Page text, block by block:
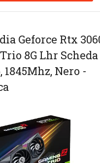
Geforce Rtx
8G Lhr
1845Mhz, Nero -